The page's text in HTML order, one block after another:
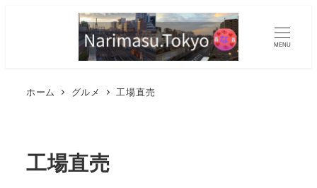
MENU
ホーム グルメ 工場直売
工場直売